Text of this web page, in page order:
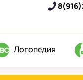
Логопедия